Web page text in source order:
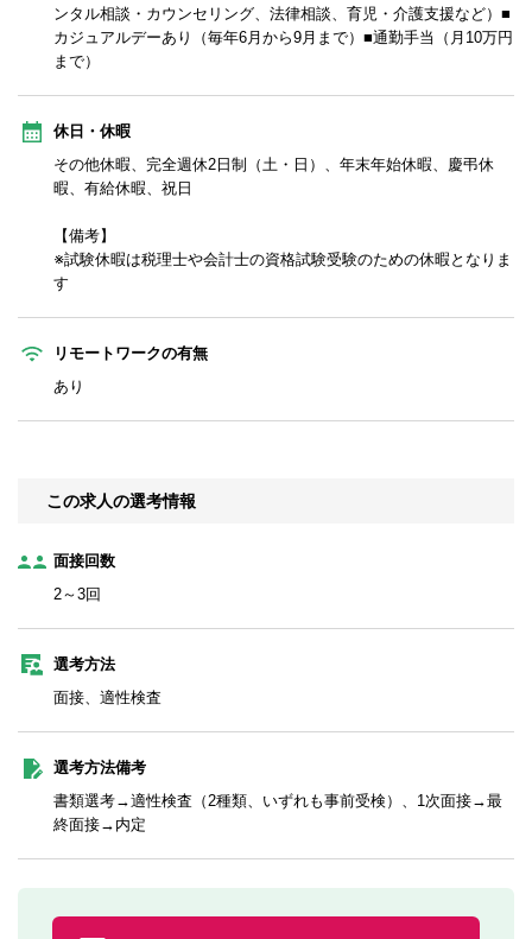
ンタル相談・カウンセリング、法律相談、育児・介護支援など）■
カジュアルデーあり（毎年6月から9月まで）■通勤手当（月10万円
まで）
休日・休暇
その他休暇、完全週休2日制（土・日）、年末年始休暇、慶弔休
暇、有給休暇、祝日
【備考】
※試験休暇は税理士や会計士の資格試験受験のための休暇となりま
す
リモートワークの有無
あり
この求人の選考情報
面接回数
2～3回
選考方法
面接、適性検査
選考方法備考
書類選考→適性検査（2種類、いずれも事前受検）、1次面接→最
終面接→内定